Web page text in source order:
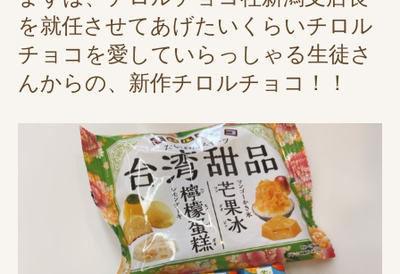
を就任させてあげたいくらいチロル
チョコを愛していらっしゃる生徒さ
んからの、新作チロルチョコ！！